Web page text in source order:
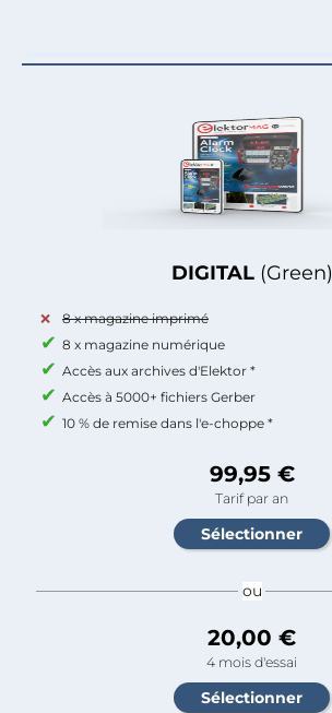
DIGITAL (Green)
8 x magazine imprimé
8 x magazine numérique
Accès aux archives d'Elektor *
Accès à 5000+ fichiers Gerber
10 % de remise dans l'e-choppe *
99,95 €
Tarif par an
ou
20,00 €
4 mois d'essai